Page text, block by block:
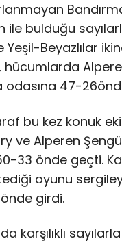
bulduğu
Beyazlılar
hücumlarda
odasına 47-
bu kez konuk
ve Alperen
33 önde geçti.
oyunu
girdi.
karşılıklı sayılarla